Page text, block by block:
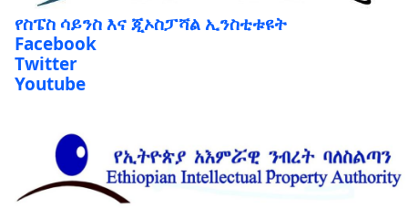
የስፔስ ሳይንስ እና ጂኦስፓሻል ኢንስቲቱዩት
Facebook
Twitter
Youtube